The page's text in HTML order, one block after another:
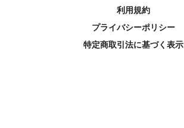
利用規約
プライバシーポリシー
特定商取引法に基づく表示